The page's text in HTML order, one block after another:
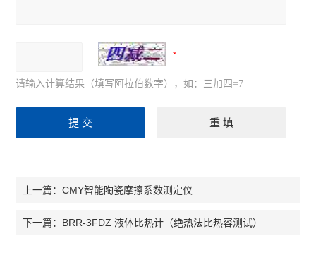
请输入计算结果（填写阿拉伯数字），如：三加四=7
上一篇：CMY智能陶瓷摩擦系数测定仪
下一篇： BRR-3FDZ 液体比热计（绝热法比热容测试）